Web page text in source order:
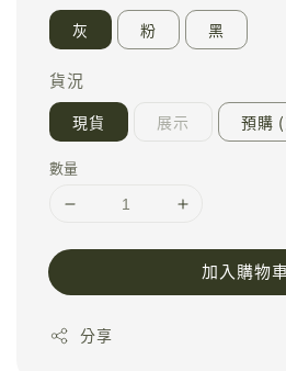
灰 粉 黑
貨況
現貨 展示 預購
數量
加入購物
分享